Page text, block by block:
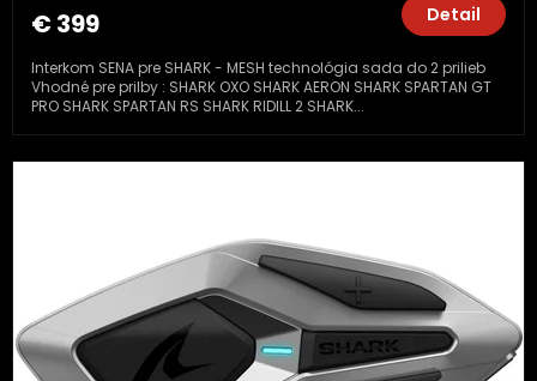
€ 399 Detail
Interkom SENA pre SHARK - MESH technológia sada do 2 prilieb
Vhodné pre prilby : SHARK OXO SHARK AERON SHARK SPARTAN GT
PRO SHARK SPARTAN RS SHARK RIDILL 2 SHARK...